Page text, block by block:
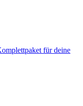
für deine